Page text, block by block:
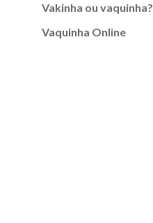
Vakinha ou vaquinha?
Vaquinha Online